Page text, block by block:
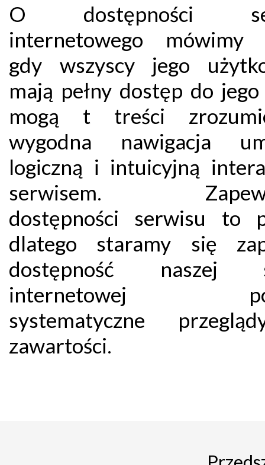
O dostępności
internetowego mówimy
gdy wszyscy jego
mają pełny dostęp do
mogą t treści
wygodna nawigacja
logiczną i intuicyjną
serwisem.
dostępności serwisu to
dlatego staramy się
dostępność naszej
internetowej
systematyczne
zawartości.